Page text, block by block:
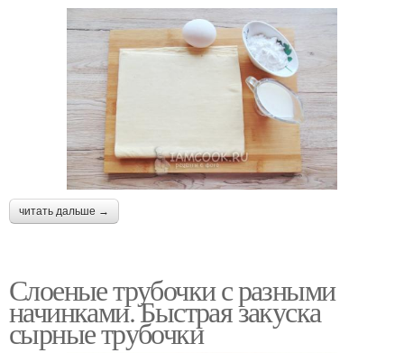
читать дальше →
Слоеные трубочки с разными
начинками. Быстрая закуска
сырные трубочки